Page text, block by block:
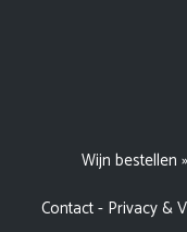
Wijn bestellen »
Contact- Privacy &